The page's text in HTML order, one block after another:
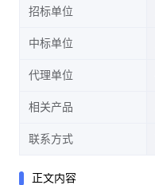
招标单位
中标单位
代理单位
相关产品
联系方式
正文内容